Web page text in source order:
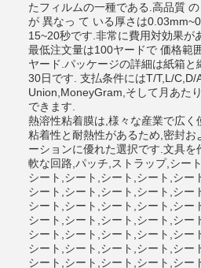
たフィルムの一種である.高品質
が 異なっ て いる厚さは
15~20秒です.非常に費用対効果が
最低注文量は100ヤードで 価格範
ヤード.パッケージの詳細は紙箱
30日です. 支払条件にはT/T,L/C,D/
Union,MoneyGram,そして月あた
できます.
熱溶性粘着膜は,様々な産業で広く
粘着性と耐熱性があるため,密封お
ーションに優れた選択です.文具を
軟な回路,パッチ,ストラップ,シー
シート,シート,シート,シート,シー
シート,シート,シート,シート,シー
シート,シート,シート,シート,シー
シート,シート,シート,シート,シー
シート,シート,シート,シート,シー
シート,シート,シート,シート,シー
シート,シート,シート,シート,シー